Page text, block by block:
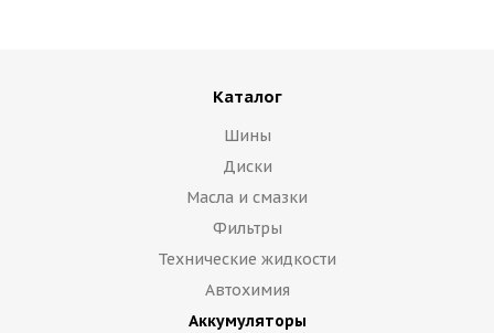
Каталог
Шины
Диски
Масла и смазки
Фильтры
Технические жидкости
Автохимия
Аккумуляторы